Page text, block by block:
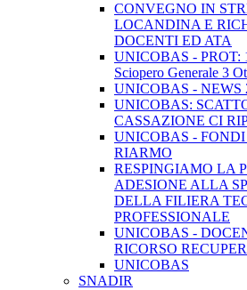
CONVEGNO IN
LOCANDINA E
DOCENTI ED ATA
UNICOBAS - PROT:
Sciopero Generale 3
UNICOBAS - NEWS
UNICOBAS:
CASSAZIONE CI
UNICOBAS - FONDI
RIARMO
RESPINGIAMO LA
ADESIONE ALLA
DELLA FILIERA
PROFESSIONALE
UNICOBAS -
RICORSO
UNICOBAS
SNADIR